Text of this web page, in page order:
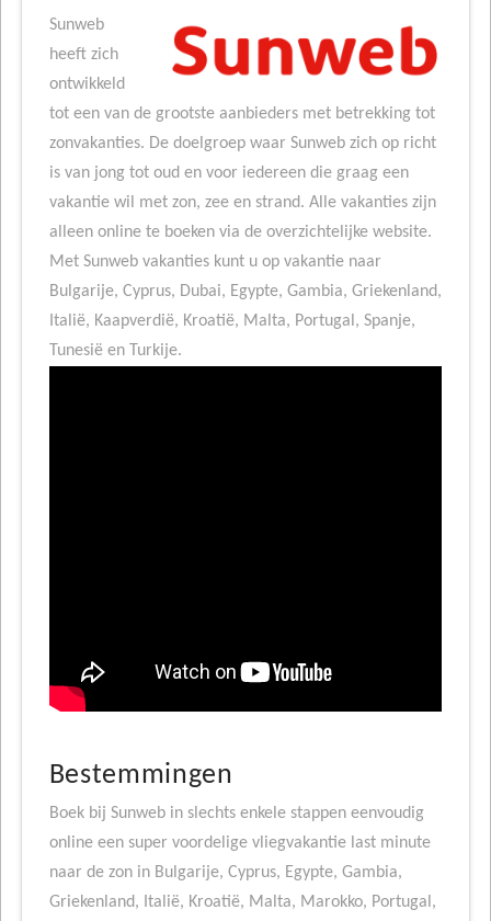
Sunweb
heeft zich
ontwikkeld
tot een van de grootste aanbieders met betrekking tot
zonvakanties. De doelgroep waar Sunweb zich op richt
is van jong tot oud en voor iedereen die graag een
vakantie wil met zon, zee en strand. Alle vakanties zijn
alleen online te boeken via de overzichtelijke website.
Met Sunweb vakanties kunt u op vakantie naar
Bulgarije, Cyprus, Dubai, Egypte, Gambia, Griekenland,
Italië, Kaapverdië, Kroatië, Malta, Portugal, Spanje,
Tunesië en Turkije.
Bestemmingen
Boek bij Sunweb in slechts enkele stappen eenvoudig
online een super voordelige vliegvakantie last minute
naar de zon in Bulgarije, Cyprus, Egypte, Gambia,
Griekenland, Italië, Kroatië, Malta, Marokko, Portugal,